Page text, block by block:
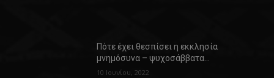
Πότε έχει θεσπίσει η εκκλησία
μνημόσυνα – ψυχοσάββατα…
10 Ιουνίου, 2022